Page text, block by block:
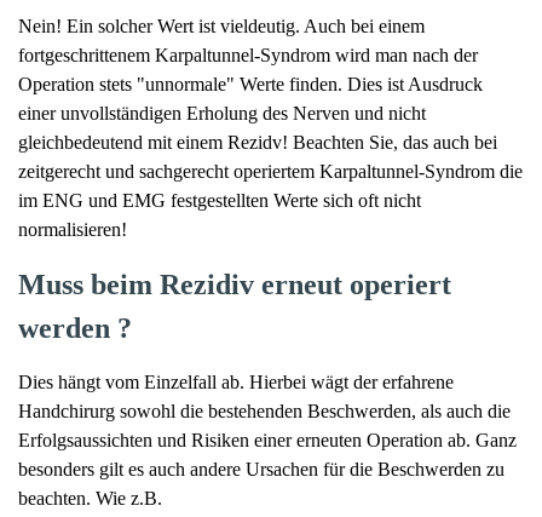
Nein! Ein solcher Wert ist vieldeutig. Auch bei einem
fortgeschrittenem Karpaltunnel-Syndrom wird man nach der
Operation stets "unnormale" Werte finden. Dies ist Ausdruck
einer unvollständigen Erholung des Nerven und nicht
gleichbedeutend mit einem Rezidv! Beachten Sie, das auch bei
zeitgerecht und sachgerecht operiertem Karpaltunnel-Syndrom die
im ENG und EMG festgestellten Werte sich oft nicht
normalisieren!
Muss beim Rezidiv erneut operiert
werden ?
Dies hängt vom Einzelfall ab. Hierbei wägt der erfahrene
Handchirurg sowohl die bestehenden Beschwerden, als auch die
Erfolgsaussichten und Risiken einer erneuten Operation ab. Ganz
besonders gilt es auch andere Ursachen für die Beschwerden zu
beachten. Wie z.B.